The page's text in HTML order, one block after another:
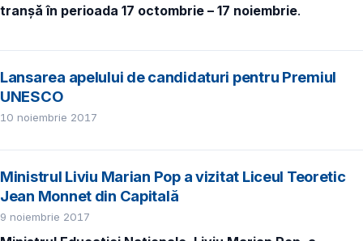
tranșă în perioada 17 octombrie – 17 noiembrie.
Lansarea apelului de candidaturi pentru Premiul
UNESCO
10 noiembrie 2017
Ministrul Liviu Marian Pop a vizitat Liceul Teoretic
Jean Monnet din Capitală
9 noiembrie 2017